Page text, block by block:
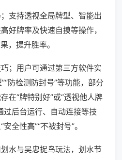
支持透视全局牌型、智能出
好牌率及快速自摸等操作，
，提升胜率。
；用户可通过第三方软件实
防检测防封号”等功能，部分
在“牌特别好”或“透视他人牌
过后台运行、自动连接等技
全性高”“不被封号”。
水与吴忠捉鸟玩法，划水节